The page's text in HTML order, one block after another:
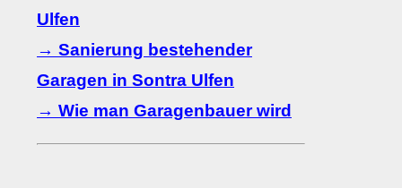
Ulfen
→ Sanierung bestehender
Garagen in Sontra Ulfen
→ Wie man Garagenbauer wird